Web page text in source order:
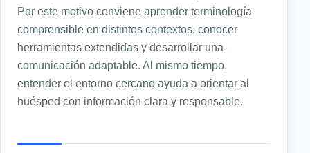
Por este motivo conviene aprender terminología
comprensible en distintos contextos, conocer
herramientas extendidas y desarrollar una
comunicación adaptable. Al mismo tiempo,
entender el entorno cercano ayuda a orientar al
huésped con información clara y responsable.